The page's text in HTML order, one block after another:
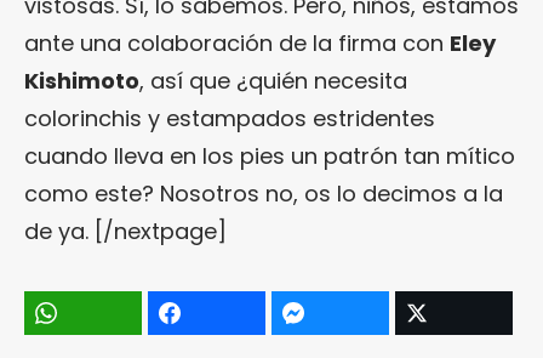
ante una colaboración de la firma con Eley
Kishimoto, así que ¿quién necesita
colorinchis y estampados estridentes
cuando lleva en los pies un patrón tan mítico
como este? Nosotros no, os lo decimos a la
de ya. [/nextpage]